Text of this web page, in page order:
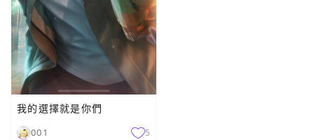
我的選擇就是你們
001 5